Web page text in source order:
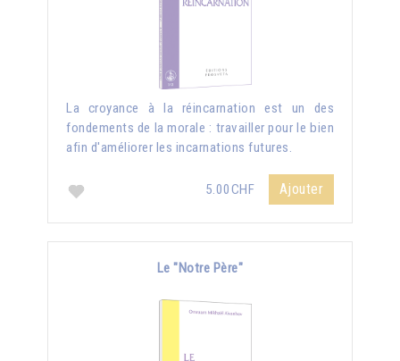
La croyance à la réincarnation est un des
fondements de la morale : travailler pour le bien
afin d'améliorer les incarnations futures.
5.00CHF Ajouter
Le "Notre Père"